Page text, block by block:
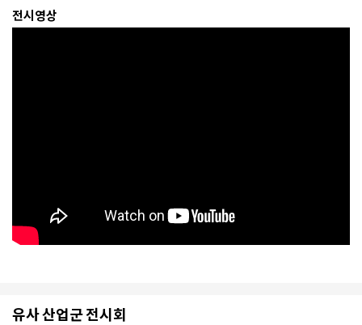
전시영상
유사 산업군 전시회